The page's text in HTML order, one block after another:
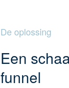
De oplossing
Een
funnel